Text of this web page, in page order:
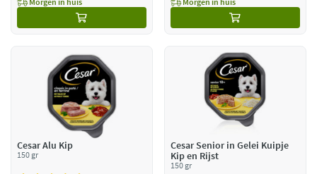
Cesar Alu Kip
150 gr
Cesar Senior in Gelei Kuipje
Kip en Rijst
150 gr